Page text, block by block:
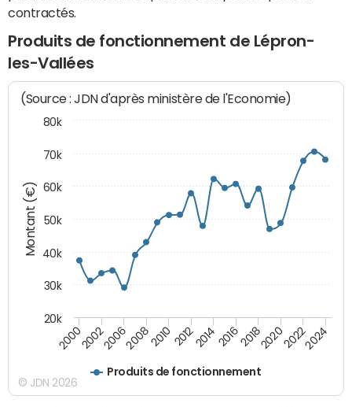
contractés.
Produits de fonctionnement de Lépron-
les-Vallées
Montant (€)
(Source : JDN d'après ministère de l'Economie)
Produits de fonctionnement
20002002200620082010 2012201420162018202020222024
20k
30k
40k
50k
60k
70k
80k
© JDN 2026